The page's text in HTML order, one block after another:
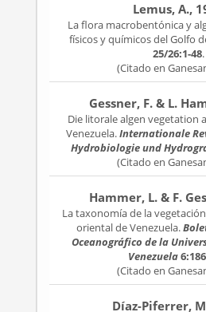
Lemus, A.,
La flora macrobentónica y
físicos y químicos del Golfo
25/26:1-48.
(Citado en
Gessner, F. & L.
Die litorale algen vegetation
Venezuela.Internationale
Hydrobiologie und
(Citado en
Hammer, L. & F.
La taxonomía de la
oriental de Venezuela.
Oceanográfico de la
Venezuela
(Citado en
Díaz-Piferrer,